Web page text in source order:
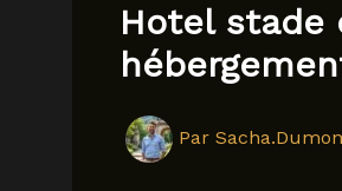
Hotel stade
Par